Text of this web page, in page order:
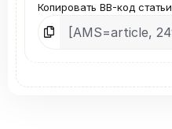
Копировать BB-код статьи